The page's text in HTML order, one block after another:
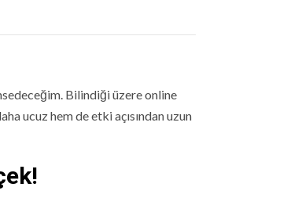
Bilindiği üzere online
ucuz hem de etki açısından uzun